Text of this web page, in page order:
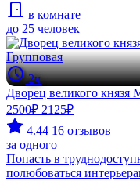
в комнате
до 25 человек
Групповая
2ч
Дворец великого князя
2500₽ 2125₽
4.44 16 отзывов
за одного
Попасть в
полюбоваться